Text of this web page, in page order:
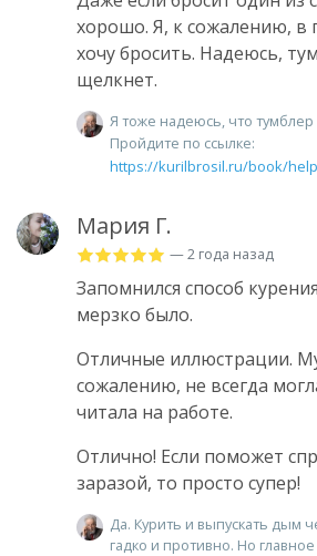
хорошо. Я, к сожалению, в
хочу бросить. Надеюсь,
щелкнет.
Я тоже надеюсь, что тумблер
Пройдите по ссылке:
https://kurilbrosil.ru/book/help
Мария Г.
— 2 года назад
Запомнился способ
мерзко было.
Отличные иллюстрации.
сожалению, не всегда
читала на работе.
Отлично! Если поможет
заразой, то просто супер!
Да. Курить и выпускать дым
гадко и противно. Но